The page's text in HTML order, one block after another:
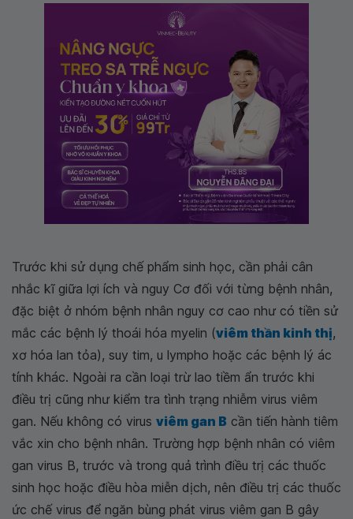
Trước khi sử dụng chế phẩm sinh học, cần phải cân
nhắc kĩ giữa lợi ích và nguy Cơ đối với từng bệnh nhân,
đặc biệt ở nhóm bệnh nhân nguy cơ cao như có tiền sử
mắc các bệnh lý thoái hóa myelin (viêm thần kinh thị,
xơ hóa lan tỏa), suy tim, u lympho hoặc các bệnh lý ác
tính khác. Ngoài ra cần loại trừ lao tiềm ẩn trước khi
điều trị cũng như kiểm tra tình trạng nhiễm virus viêm
gan. Nếu không có virus viêm gan B cần tiến hành tiêm
vắc xin cho bệnh nhân. Trường hợp bệnh nhân có viêm
gan virus B, trước và trong quả trình điều trị các thuốc
sinh học hoặc điều hòa miễn dịch, nên điều trị các thuốc
ức chế virus để ngăn bùng phát virus viêm gan B gây